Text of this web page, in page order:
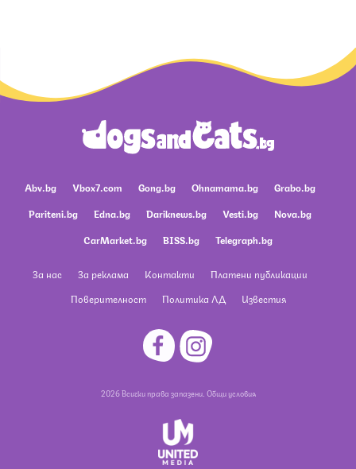
Abv.bg Vbox7.com Gong.bg Ohnamama.bg
Grabo.bg
Pariteni.bg
Edna.bg Dariknews.bg Vesti.bg
Nova.bg
CarMarket.bg
BISS.bg Telegraph.bg
За нас За реклама Контакти
Платени публикации
Поверителност
Политика ЛД Известия
2026 Всички права запазени. Общи условия